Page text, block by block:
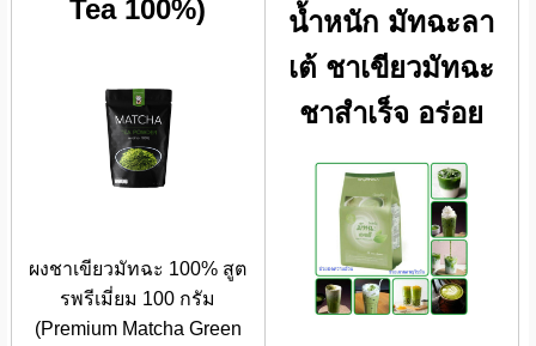
Tea 100%)
ผงชาเขียวมัทฉะ 100% สูต
รพรีเมี่ยม 100 กรัม
(Premium Matcha Green
น้ำหนัก มัทฉะลา
เต้ ชาเขียวมัทฉะ
ชาสำเร็จ อร่อย